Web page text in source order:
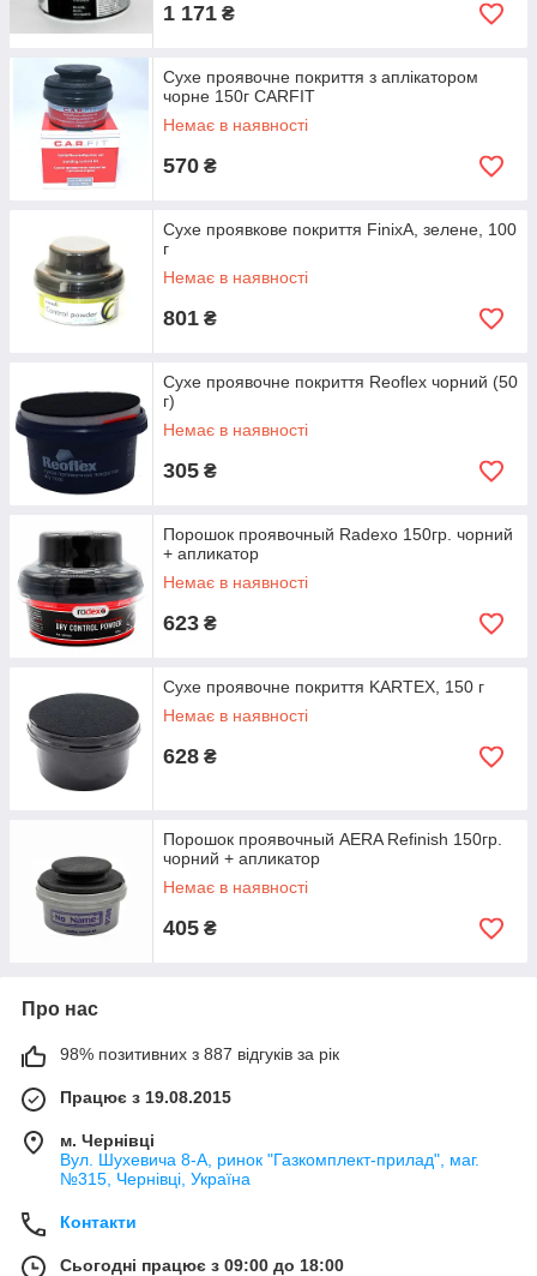
1 171 ₴
Сухе проявочне покриття з аплікатором
чорне 150г CARFIT
Немає в наявності
570 ₴
Сухе проявкове покриття FinixA, зелене, 100
г
Немає в наявності
801 ₴
Сухе проявочне покриття Reoflex чорний (50
г)
Немає в наявності
305 ₴
Порошок проявочный Radexo 150гр. чорний
+ апликатор
Немає в наявності
623 ₴
Cухе проявочне покриття KARTEX, 150 г
Немає в наявності
628 ₴
Порошок проявочный AERA Refinish 150гр.
чорний + апликатор
Немає в наявності
405 ₴
Про нас
98% позитивних з 887 відгуків за рік
Працює з 19.08.2015
м. Чернівці
Вул. Шухевича 8-А, ринок "Газкомплект-прилад", маг.
№315, Чернівці, Україна
Контакти
Сьогодні працює з 09:00 до 18:00